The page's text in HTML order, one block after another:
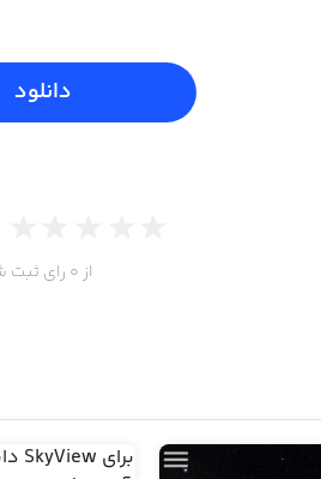
دانلود
از 0 رای ثبت شده